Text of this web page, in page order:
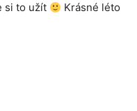
si to užít
Krásné léto